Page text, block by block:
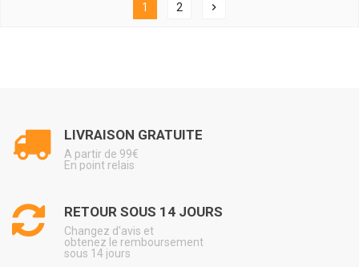
1 2 chevron_right
LIVRAISON GRATUITE
A partir de 99€
En point relais
RETOUR SOUS 14 JOURS
Changez d'avis et
obtenez le remboursement
sous 14 jours